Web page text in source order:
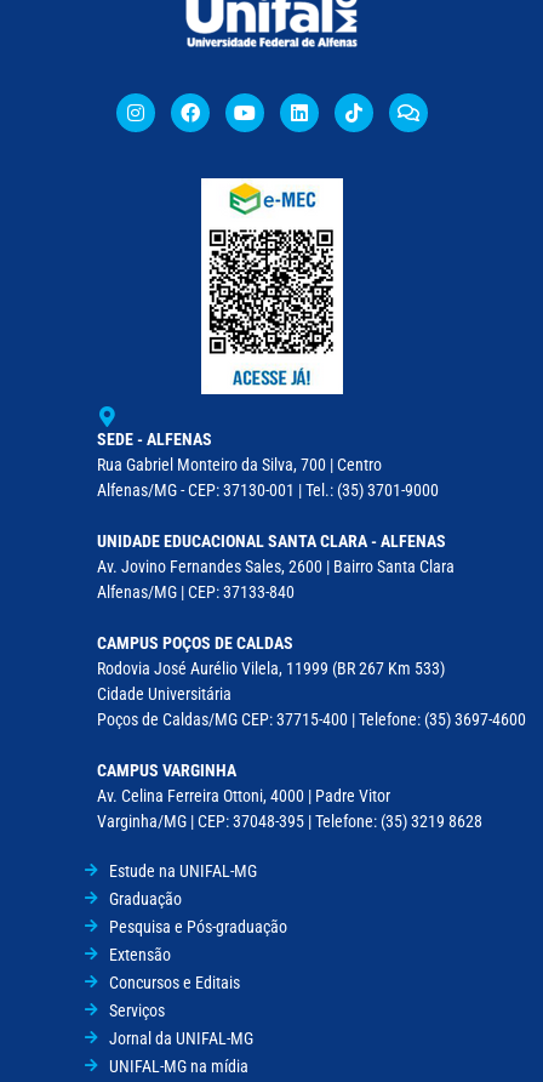
SEDE - ALFENAS
Rua Gabriel Monteiro da Silva, 700 | Centro
Alfenas/MG - CEP: 37130-001 | Tel.: (35) 3701-9000
UNIDADE EDUCACIONAL SANTA CLARA - ALFENAS
Av. Jovino Fernandes Sales, 2600 | Bairro Santa Clara
Alfenas/MG | CEP: 37133-840
CAMPUS POÇOS DE CALDAS
Rodovia José Aurélio Vilela, 11999 (BR 267 Km 533)
Cidade Universitária
Poços de Caldas/MG CEP: 37715-400 | Telefone: (35) 3697-4600
CAMPUS VARGINHA
Av. Celina Ferreira Ottoni, 4000 | Padre Vitor
Varginha/MG | CEP: 37048-395 | Telefone: (35) 3219 8628
Estude na UNIFAL-MG
Graduação
Pesquisa e Pós-graduação
Extensão
Concursos e Editais
Serviços
Jornal da UNIFAL-MG
UNIFAL-MG na mídia